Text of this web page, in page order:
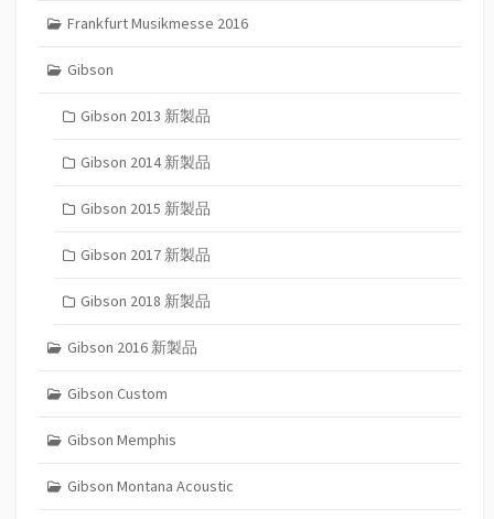
Frankfurt Musikmesse 2016
Gibson
Gibson 2013 新製品
Gibson 2014 新製品
Gibson 2015 新製品
Gibson 2017 新製品
Gibson 2018 新製品
Gibson 2016 新製品
Gibson Custom
Gibson Memphis
Gibson Montana Acoustic